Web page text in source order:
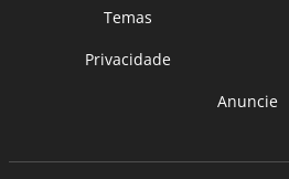
Temas
Privacidade
Anuncie